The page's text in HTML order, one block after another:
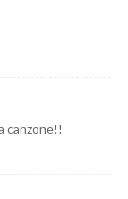
canzone!!